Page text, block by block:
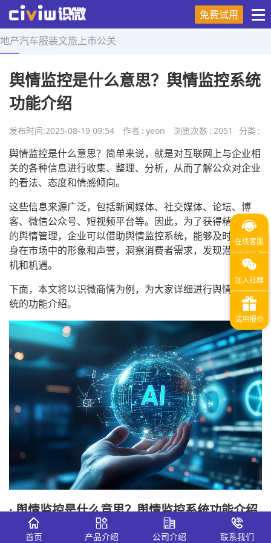
免费试用
地产汽车服装文旅 上市公关
首页 > 营销技巧 > 正文
舆情监控是什么意思？舆情监控系统
功能介绍
发布时间:2025-08-19 09:54 作者 : yeon 浏览次数 : 2051 分类 :
舆情监控是什么意思？简单来说，就是对互联网上与企业相
关的各种信息进行收集、整理、分析，从而了解公众对企业
的看法、态度和情感倾向。
这些信息来源广泛，包括新闻媒体、社交媒体、论坛、博
客、微信公众号、短视频平台等。因此，为了获得精准高效
的舆情管理，企业可以借助舆情监控系统，能够及时掌握自
身在市场中的形象和声誉，洞察消费者需求，发现潜在的危
机和机遇。
下面，本文将以识微商情为例，为大家详细进行舆情监控系
统的功能介绍。
· 舆情监控是什么意思？舆情监控系统功能介绍
一、全域信息秒级捕捉：打破信息壁垒
首页 产品介绍 公司介绍 联系我们